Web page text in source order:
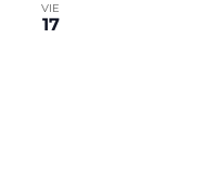
VIE
17